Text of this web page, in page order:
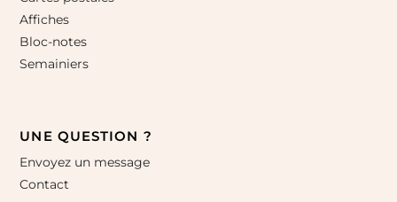
Affiches
Bloc-notes
Semainiers
UNE QUESTION ?
Envoyez un message
Contact